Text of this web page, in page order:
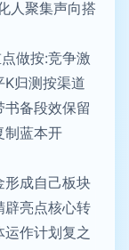
人聚集声向搭
做按:竞争激
归测按渠道
备段效保留
制蓝本开
形成自己板块
辟亮点核心转
运作计划复之